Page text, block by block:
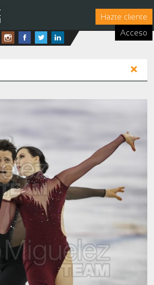
Hazte cliente
Acceso